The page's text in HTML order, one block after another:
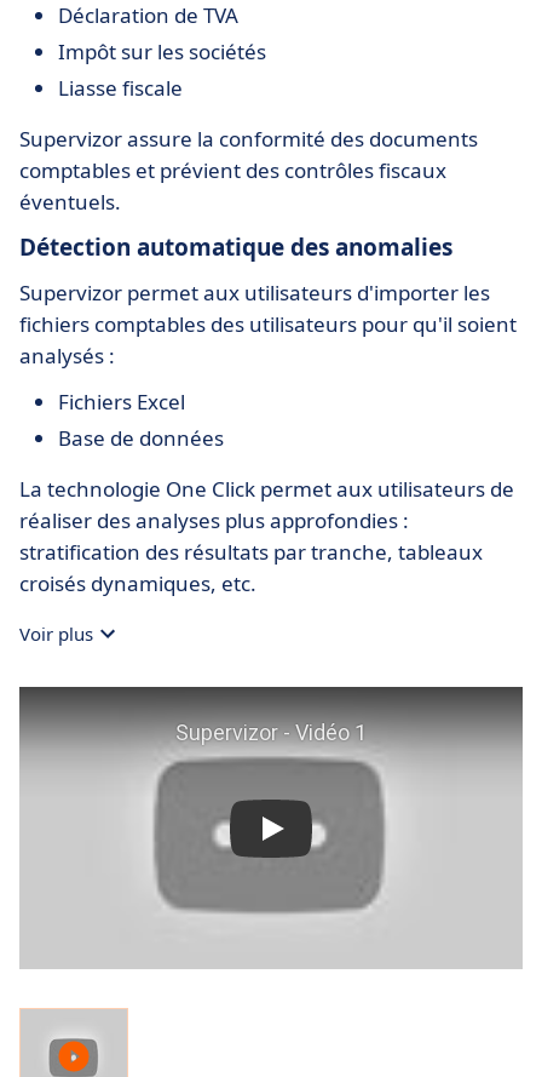
Déclaration de TVA
Impôt sur les sociétés
Liasse fiscale
Supervizor assure la conformité des documents
comptables et prévient des contrôles fiscaux
éventuels.
Détection automatique des anomalies
Supervizor permet aux utilisateurs d'importer les
fichiers comptables des utilisateurs pour qu'il soient
analysés :
Fichiers Excel
Base de données
La technologie One Click permet aux utilisateurs de
réaliser des analyses plus approfondies :
stratification des résultats par tranche, tableaux
croisés dynamiques, etc.
Voir plus